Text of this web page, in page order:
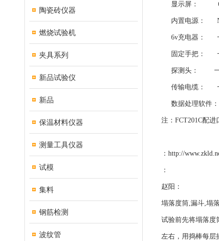
陶瓷砖仪器
燃烧试验机
夹具系列
新品试验仪
新品
保温材料仪器
测量工具仪器
试模
集料
钢筋检测
波纹管
显示屏：
内置电源：
6v充电器： 一
固定手把：
探测头：
传输电缆：
数据处理软件
注：FCT201C配进
： http://
：
赵阳：
塌落度筒,漏斗,塌
试验前先将塌落度
左右，用捣棒每层